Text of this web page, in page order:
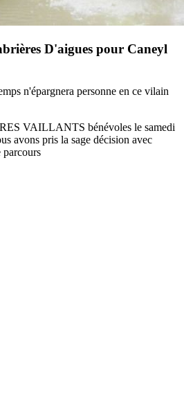
D'aigues pour Caneyl
n'épargnera personne en ce vilain
VAILLANTS bénévoles le samedi
avons pris la sage décision avec
parcours